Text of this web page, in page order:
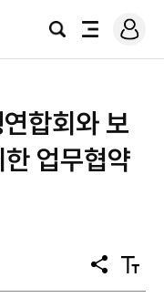
검
전
로
그
합회와 보
업무협약
공
유
텍
스